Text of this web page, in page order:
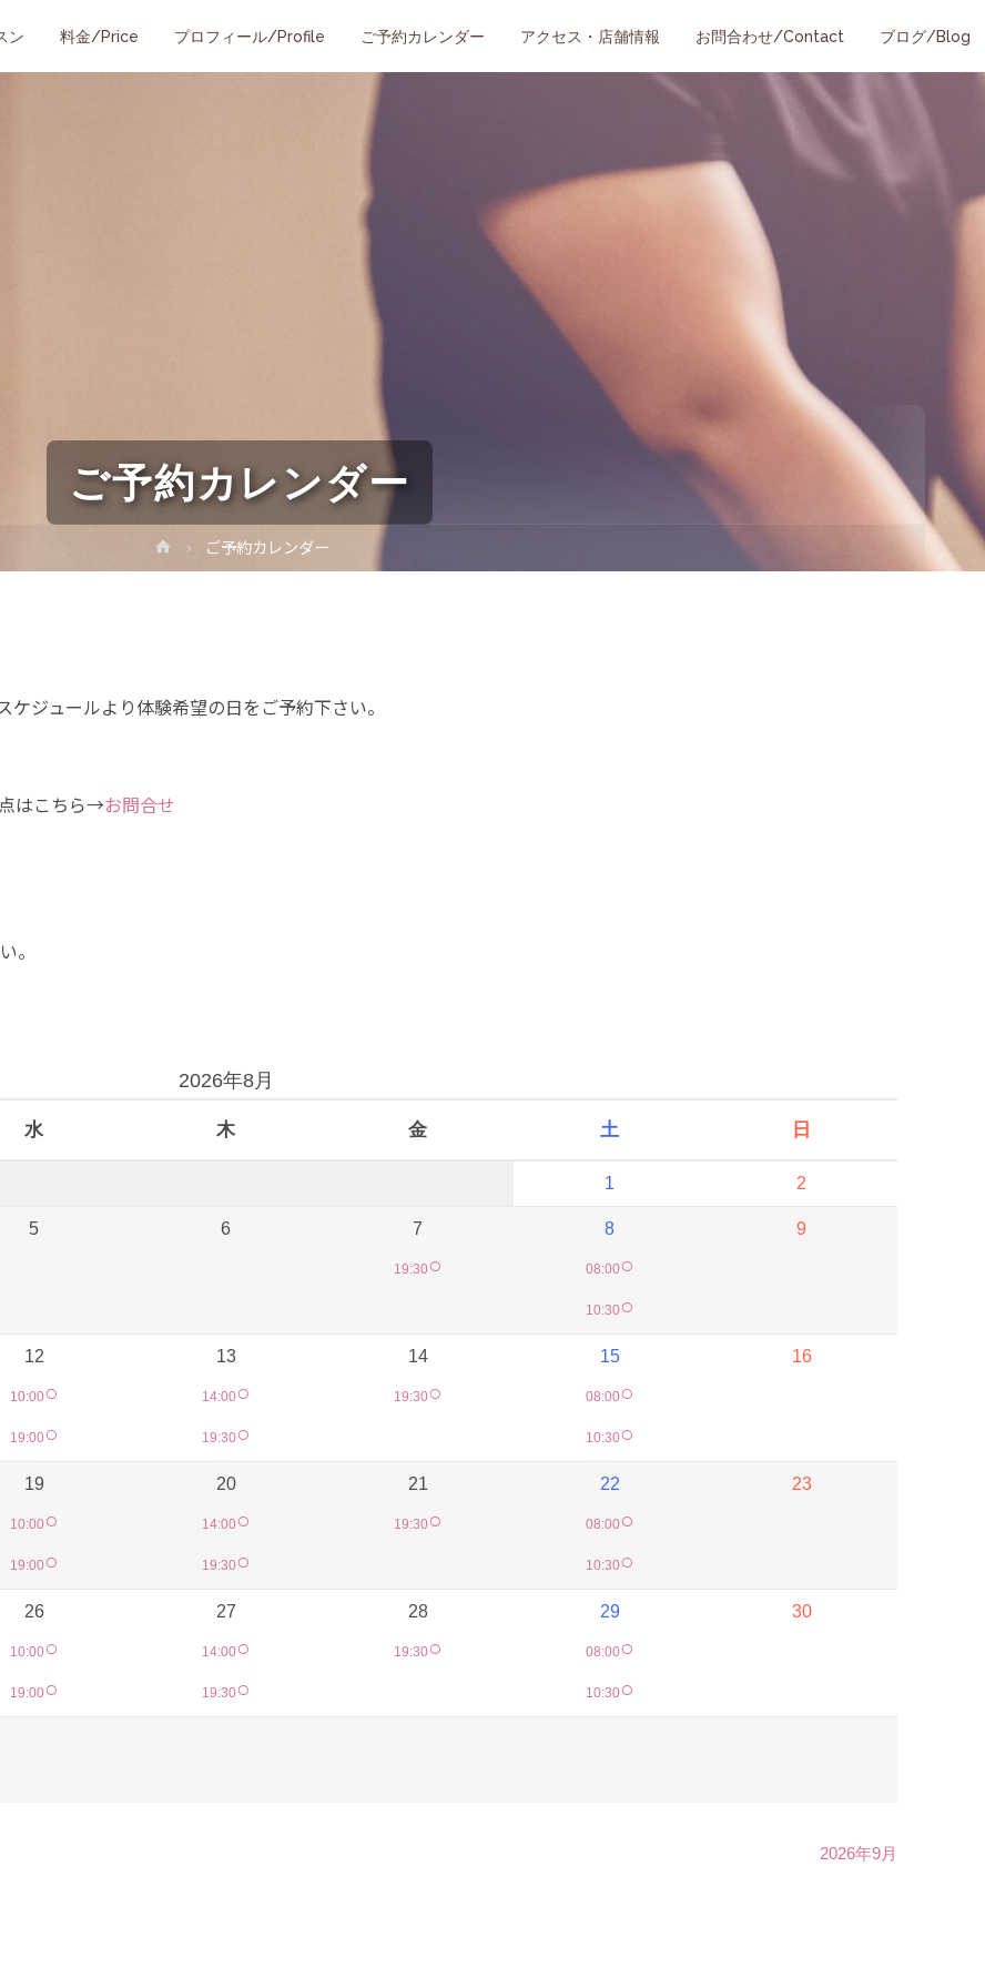
ン 料金/Price プロフィール/Profile ご予約カレンダー アクセス・店舗情報 お問合わせ/Contact ブログ/Blog
ご予約カレンダー
ホ
ー
ご予約カレンダー
ジュールより体験希望の日をご予約下さい。
はこちら→お問合せ
。
2026年8月
水 木 金 土 日
1 2
5 6 7
19:30○
8
08:00○
10:30○
9
12
10:00○
19:00○
13
14:00○
19:30○
14
19:30○
15
08:00○
10:30○
16
19
10:00○
19:00○
20
14:00○
19:30○
21
19:30○
22
08:00○
10:30○
23
26
10:00○
19:00○
27
14:00○
19:30○
28
19:30○
29
08:00○
10:30○
30
2026年9月